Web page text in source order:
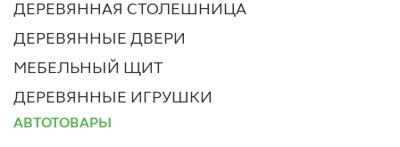
ДЕРЕВЯННАЯ СТОЛЕШНИЦА
ДЕРЕВЯННЫЕ ДВЕРИ
МЕБЕЛЬНЫЙ ЩИТ
ДЕРЕВЯННЫЕ ИГРУШКИ
АВТОТОВАРЫ